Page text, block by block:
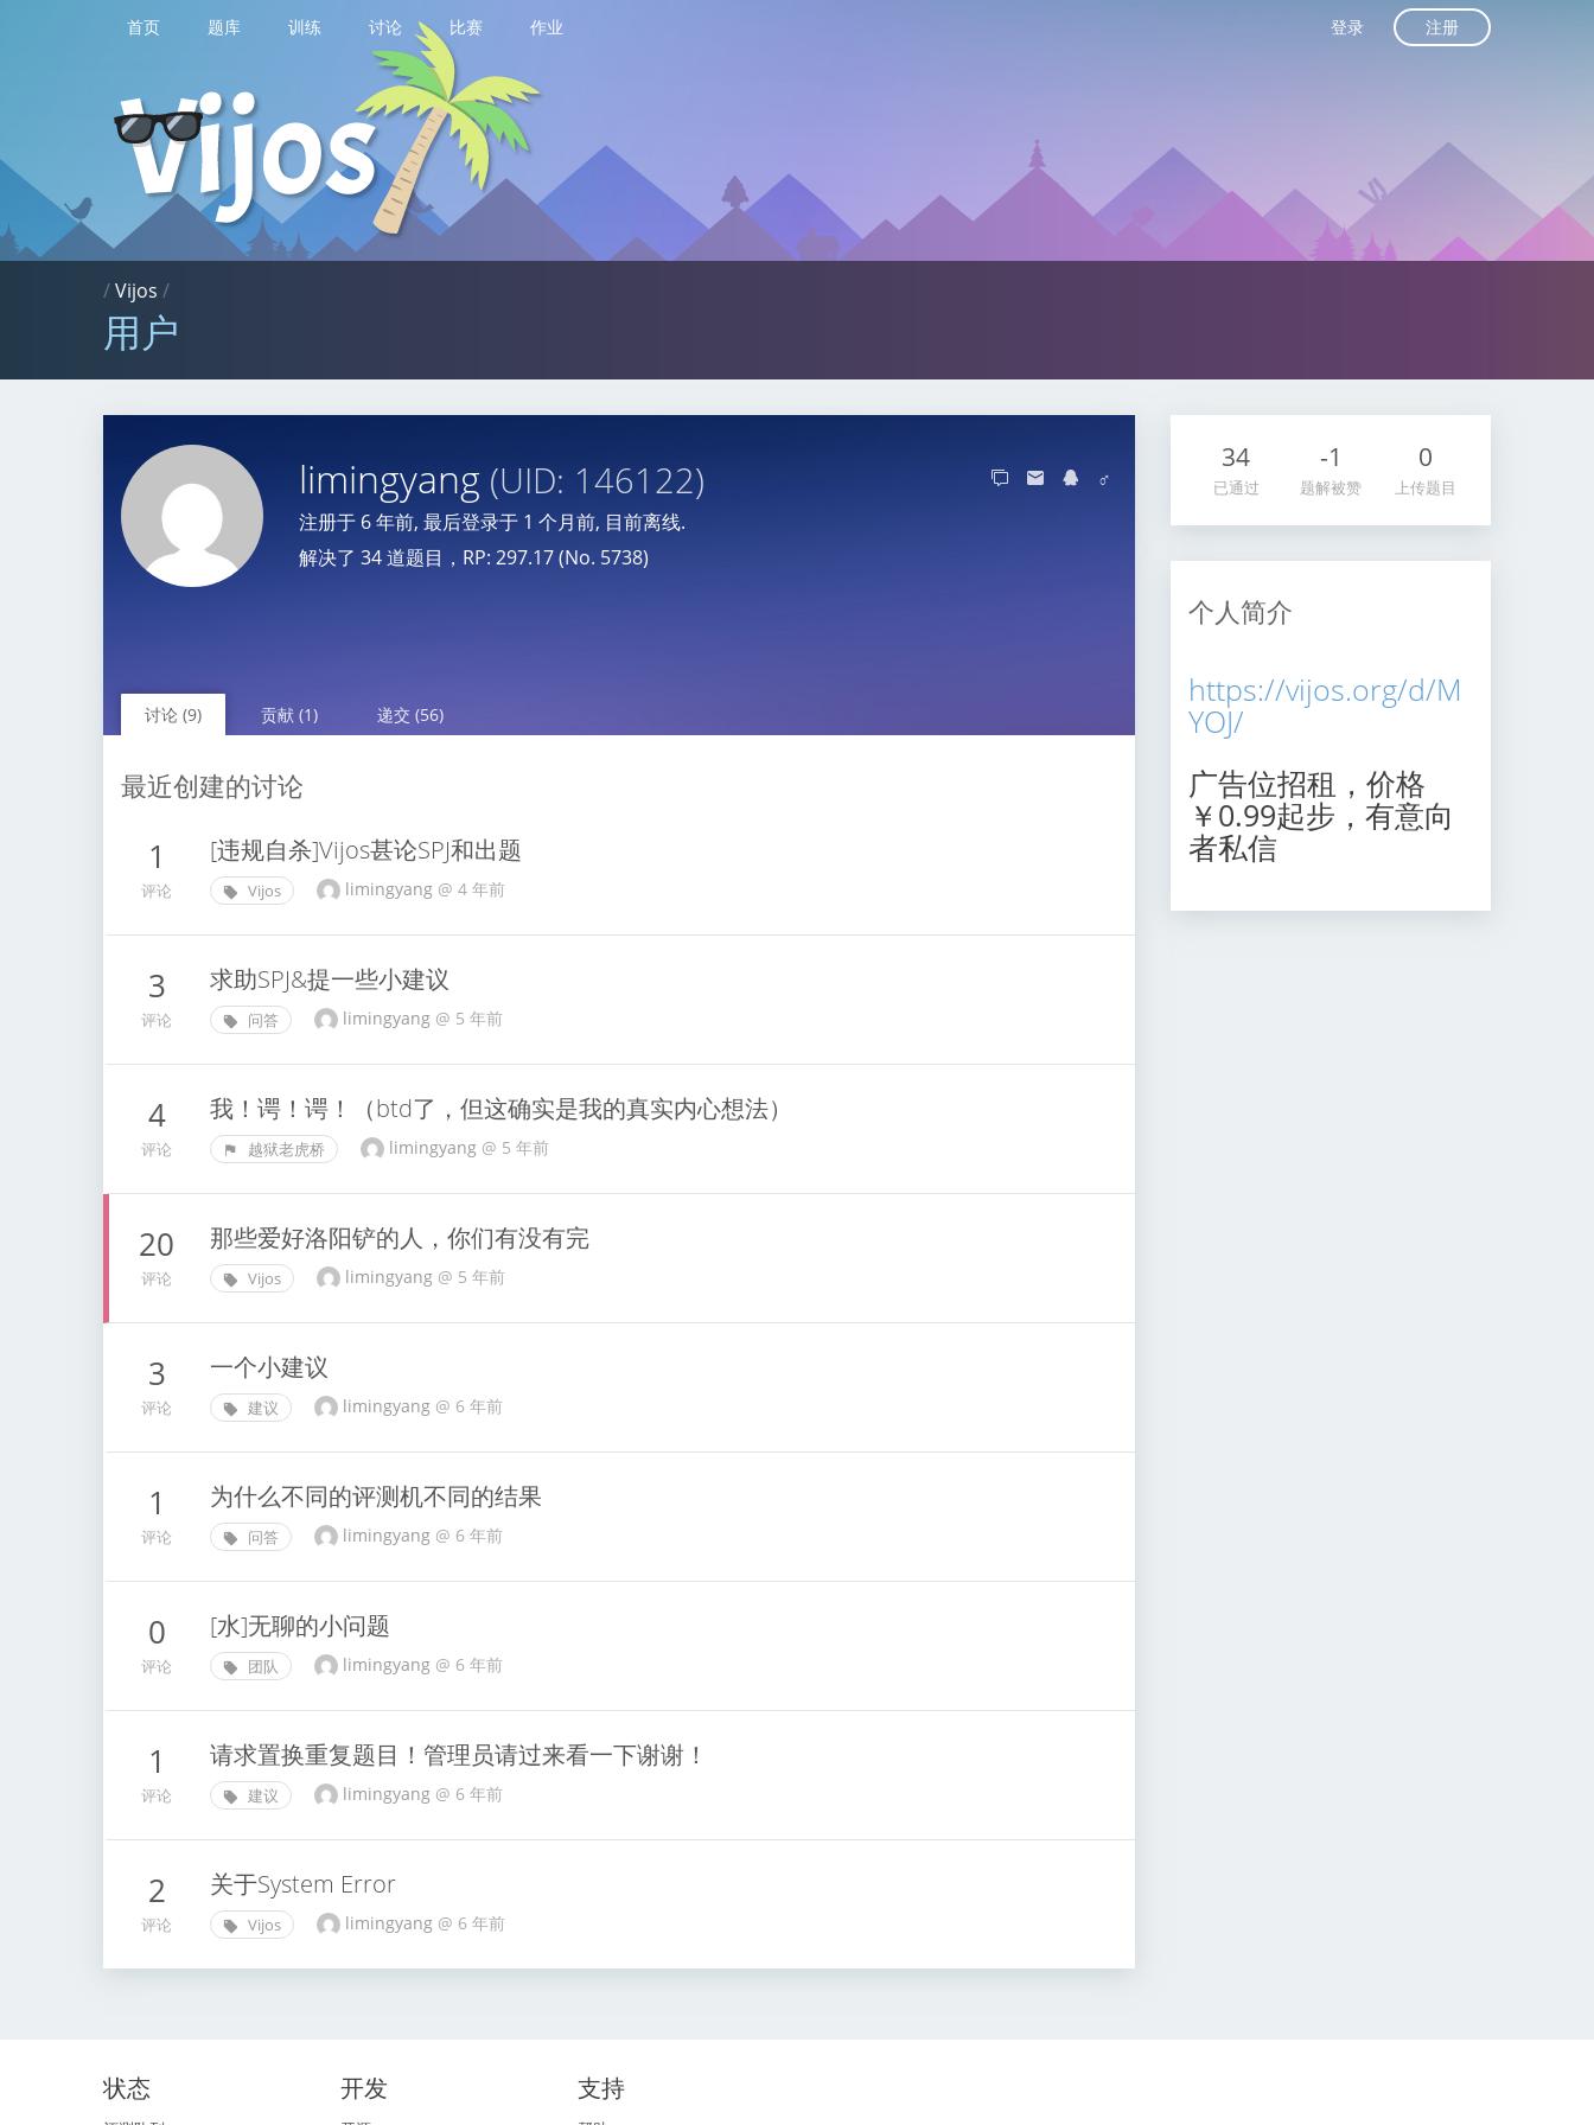
首页 题库 训练 讨论 比赛 作业 登录 注册
/Vijos /
用户
limingyang (UID: 146122)
注册于 6 年前, 最后登录于 1 个月前, 目前离线.
解决了 34 道题目，RP: 297.17 (No. 5738)
♂
讨论 (9) 贡献 (1) 递交 (56)
最近创建的讨论
1
评论
[违规自杀]Vijos甚论SPJ和出题
Vijos limingyang @ 4 年前
3
评论
求助SPJ&提一些小建议
问答 limingyang @ 5 年前
4
评论
我！谔！谔！（btd了，但这确实是我的真实内心想法）
越狱老虎桥 limingyang @ 5 年前
20
评论
那些爱好洛阳铲的人，你们有没有完
Vijos limingyang @ 5 年前
3
评论
一个小建议
建议 limingyang @ 6 年前
1
评论
为什么不同的评测机不同的结果
问答 limingyang @ 6 年前
0
评论
[水]无聊的小问题
团队 limingyang @ 6 年前
1
评论
请求置换重复题目！管理员请过来看一下谢谢！
建议 limingyang @ 6 年前
2
评论
关于System Error
Vijos limingyang @ 6 年前
34
已通过
-1
题解被赞
0
上传题目
个人简介
https://vijos.org/d/M
YOJ/
广告位招租，价格
￥0.99起步，有意向
者私信
状态 开发 支持